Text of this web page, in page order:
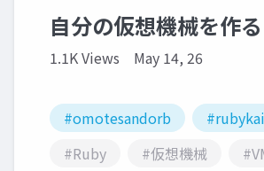
自分の仮想機械を作る
1.1K Views May 14, 26
#omotesandorb
#Ruby
#仮想機械